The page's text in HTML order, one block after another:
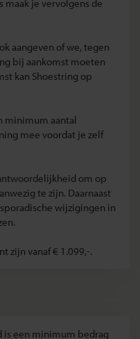
maak je vervolgens de
aangeven of we, tegen
bij aankomst moeten
kan Shoestring op
minimum aantal
mee voordat je zelf
om op
te zijn. Daarnaast
wijzigingen in
zijn vanaf € 1.099,-.
is een minimum bedrag